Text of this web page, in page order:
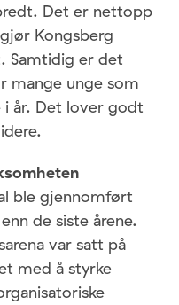
Det er nettopp
Kongsberg
Samtidig er det
mange unge som
i år. Det lover godt
ble gjennomført
de siste årene.
var satt på
med å styrke